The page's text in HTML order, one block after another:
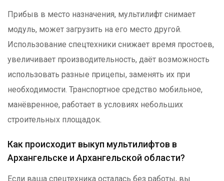
Прибыв в место назначения, мультилифт снимает
модуль, может загрузить на его место другой.
Использование спецтехники снижает время простоев,
увеличивает производительность, даёт возможность
использовать разные прицепы, заменять их при
необходимости. Транспортное средство мобильное,
манёвренное, работает в условиях небольших
строительных площадок.
Как происходит выкуп мультилифтов в
Архангельске и Архангельской области?
Если ваша спецтехника осталась без работы, вы